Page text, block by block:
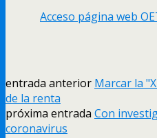
Acceso página web
entrada anterior Marcar la
de la renta
próxima entrada Con
coronavirus